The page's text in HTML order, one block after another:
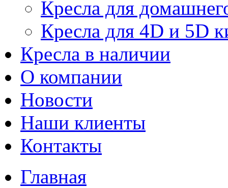
Кресла для
Кресла для 4D и 5D
Кресла в наличии
О компании
Новости
Наши клиенты
Контакты
Главная